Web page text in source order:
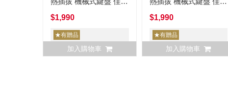
隆G Pro 2.0軸 中文
$1,990
★有贈品
加入購物車
隆G Pro 2.0軸 中文
$1,990
★有贈品
加入購物車